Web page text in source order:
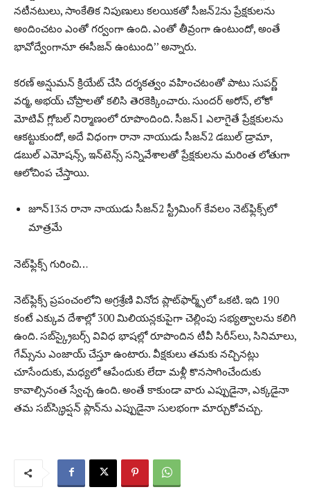
న‌టీన‌టులు, సాంకేతిక నిపుణులు క‌ల‌యిక‌తో సీజ‌న్‌2ను ప్రేక్ష‌కుల‌ను
అందించ‌టం ఎంతో గ‌ర్వంగా ఉంది. ఎంతో తీవ్రంగా ఉంటుందో, అంతే
భావోద్వేంగానూ ఈసీజ‌న్ ఉంటుంది’’ అన్నారు.
క‌ర‌ణ్ అన్షుమ‌న్ క్రియేట్ చేసి ద‌ర్శ‌క‌త్వం వ‌హించ‌టంతో పాటు సుప‌ర్ణ్
వ‌ర్మ‌, అభ‌య్ చోప్రాల‌తో క‌లిసి తెర‌కెక్కించారు. సుంద‌ర్ అరోన్‌, లోకో
మోటివ్ గ్లోబ‌ల్ నిర్మాణంలో రూపొందింది. సీజ‌న్‌1 ఎలాగైతే ప్రేక్ష‌కుల‌ను
ఆక‌ట్టుకుందో, అదే విధంగా రానా నాయుడు సీజ‌న్‌2 డ‌బుల్ డ్రామా,
డ‌బుల్ ఎమోషన్స్‌, ఇన్‌టెన్స్ స‌న్నివేశాల‌తో ప్రేక్ష‌కుల‌ను మ‌రింత లోతుగా
ఆలోచింప చేస్తాయి.
జూన్‌13న రానా నాయుడు సీజ‌న్‌2 స్ట్రీమింగ్ కేవ‌లం నెట్‌ఫ్లిక్స్‌లో
మాత్ర‌మే
నెట్‌ఫ్లిక్స్ గురించి…
నెట్‌ఫ్లిక్స్ ప్రపంచంలోని అగ్రశ్రేణి వినోద ప్లాట్‌ఫార్మ్స్‌లో ఒకటి. ఇది 190
కంటే ఎక్కువ దేశాల్లో 300 మిలియన్లకుపైగా చెల్లింపు సభ్యత్వాలను క‌లిగి
ఉంది. స‌బ్‌స్క్రైబ‌ర్స్ వివిధ భాషల్లో రూపొందిన టీవీ సిరీస్‌లు, సినిమాలు,
గేమ్స్‌ను ఎంజాయ్ చేస్తూ ఉంటారు. వీక్షకులు తమకు నచ్చినట్లు
చూసేందుకు, మధ్యలో ఆపేందుకు లేదా మళ్లీ కొనసాగించేందుకు
కావాల్సినంత స్వేచ్చ ఉంది. అంతే కాకుండా వారు ఎప్పుడైనా, ఎక్కడైనా
తమ స‌బ్‌స్క్రిప్ష‌న్‌ ప్లాన్‌ను ఎప్పుడైనా సులభంగా మార్చుకోవచ్చు.